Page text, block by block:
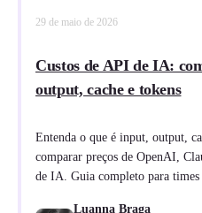
29 de maio de 2026
Custos de API de IA:
output, cache e tokens
Entenda o que é input, output,
comparar preços de OpenAI,
de IA. Guia completo para
Luanna Braga